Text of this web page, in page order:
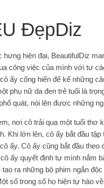
ĐẹpDiz
hiện đại, BeautifulDiz
công việc của mình với tư
ấy cống hiến để kể những
phụ nữ da đen trẻ tuổi là
quát, nói lên được những
nơi cô trải qua một tuổi thơ
Khi lớn lên, cô ấy bắt đầu
ấy. Cô ấy cũng bắt đầu
ấy quyết định tự mình nắm
ra những bộ phim ngắn
số trong số họ hiện tự hào